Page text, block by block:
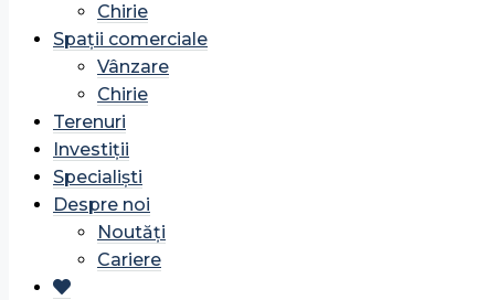
Chirie
Spații comerciale
Vânzare
Chirie
Terenuri
Investiții
Specialiști
Despre noi
Noutăți
Cariere